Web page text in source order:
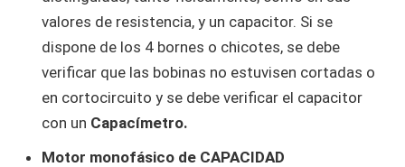
valores de resistencia, y un capacitor. Si se
dispone de los 4 bornes o chicotes, se debe
verificar que las bobinas no estuvisen cortadas o
en cortocircuito y se debe verificar el capacitor
con un Capacímetro.
Motor monofásico de CAPACIDAD